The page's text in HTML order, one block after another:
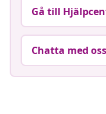
Gå till
Chatta med oss